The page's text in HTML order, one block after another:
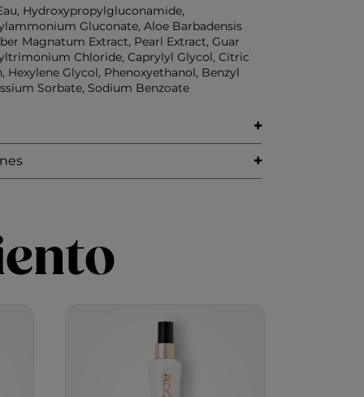
Hydroxypropylgluconamide,
Gluconate, Aloe Barbadensis
Magnatum Extract, Pearl Extract, Guar
Chloride, Caprylyl Glycol, Citric
Hexylene Glycol, Phenoxyethanol, Benzyl
Sorbate, Sodium Benzoate